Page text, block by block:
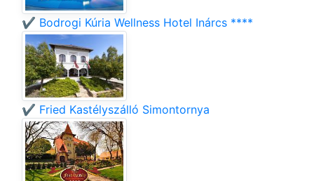
✔️ Bodrogi Kúria Wellness Hotel Inárcs ****
✔️ Fried Kastélyszálló Simontornya